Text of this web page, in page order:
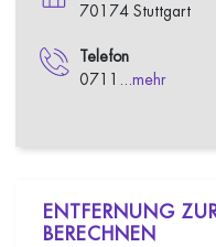
70174 Stuttgart
Telefon
0711... mehr
ENTFERNUNG
BERECHNEN